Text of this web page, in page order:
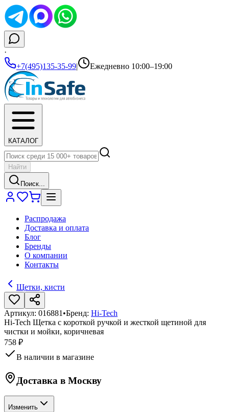
·
+7(495)135-35-99| Ежедневно 10:00–19:00
КАТАЛОГ
Найти
Поиск...
Распродажа
Доставка и оплата
Блог
Бренды
О компании
Контакты
Щетки, кисти
Артикул: 016881 •Бренд: Hi-Tech
Hi-Tech Щетка с короткой ручкой и жесткой щетиной для
чистки и мойки, коричневая
758 ₽
В наличии в магазине
Доставка в Москву
Изменить